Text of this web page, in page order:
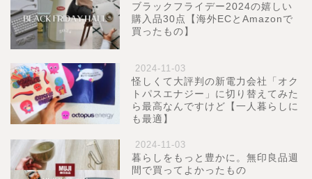
ブラックフライデー2024の嬉しい
購入品30点【海外ECとAmazonで
買ったもの】
2024-11-03
怪しくて大評判の新電力会社「オク
トパスエナジー」に切り替えてみた
ら最高なんですけど【一人暮らしに
も最適】
2024-11-03
暮らしをもっと豊かに。無印良品週
間で買ってよかったもの